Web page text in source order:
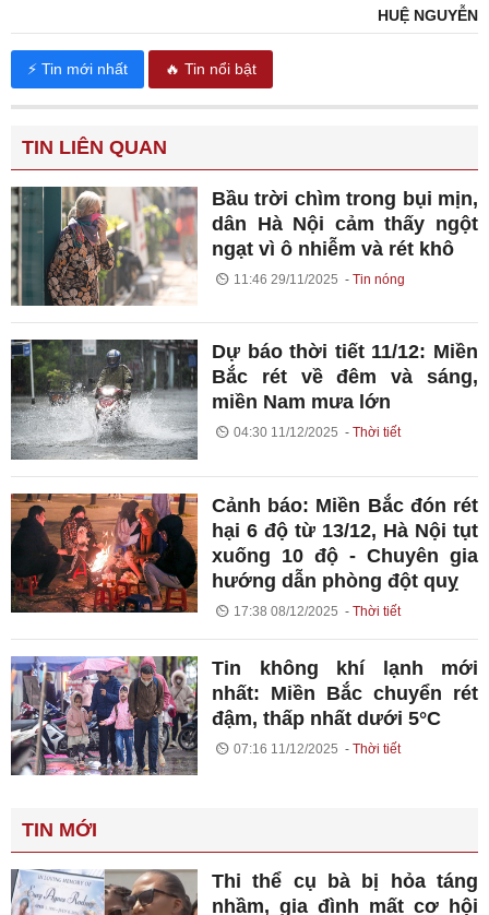
HUỆ NGUYỄN
⚡ Tin mới nhất 🔥 Tin nổi bật
TIN LIÊN QUAN
Bầu trời chìm trong bụi mịn,
dân Hà Nội cảm thấy ngột
ngạt vì ô nhiễm và rét khô
11:46 29/11/2025 Tin nóng
Dự báo thời tiết 11/12: Miền
Bắc rét về đêm và sáng,
miền Nam mưa lớn
04:30 11/12/2025 Thời tiết
Cảnh báo: Miền Bắc đón rét
hại 6 độ từ 13/12, Hà Nội tụt
xuống 10 độ - Chuyên gia
hướng dẫn phòng đột quỵ
17:38 08/12/2025 Thời tiết
Tin không khí lạnh mới
nhất: Miền Bắc chuyển rét
đậm, thấp nhất dưới 5°C
07:16 11/12/2025 Thời tiết
TIN MỚI
Thi thể cụ bà bị hỏa táng
nhầm, gia đình mất cơ hội